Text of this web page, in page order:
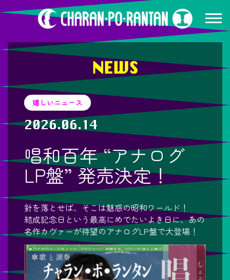
NEWS
嬉しいニュース
2026.06.14
唱和百年 “アナログ
LP盤” 発売決定！
針を落とせば、そこは魅惑の昭和ワールド！
結成記念日という最高にめでたいよき日に、あの
名作カヴァーが待望のアナログLP盤で大登場！